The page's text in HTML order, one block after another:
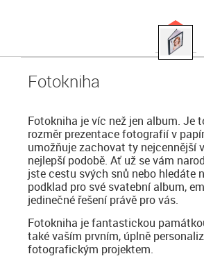
Fotokniha
Fotokniha je víc než jen album. Je
rozměr prezentace fotografií v
umožňuje zachovat ty nejcennější
nejlepší podobě. Ať už se vám
jste cestu svých snů nebo hledáte
podklad pro své svatební album,
jedinečné řešení právě pro vás.
Fotokniha je fantastickou
také vaším prvním, úplně
fotografickým projektem.